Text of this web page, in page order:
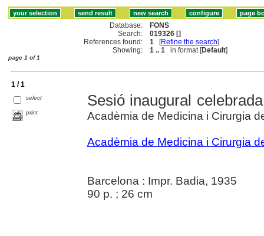
Database:
FONS
Search:
019326 []
References found:
1 [Refine the search]
Showing:
1 .. 1 in format [Default]
page 1 of 1
1 / 1
select
print
Sesió inaugural
Acadèmia de Medicina i Cirurgia
Acadèmia de Medicina i Cirurgia
Barcelona : Impr. Badia, 1935
90 p. ; 26 cm